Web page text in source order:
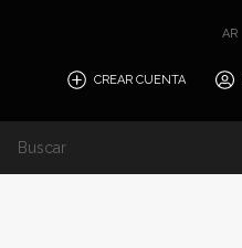
AR
CREAR CUENTA
Quiénes Somos